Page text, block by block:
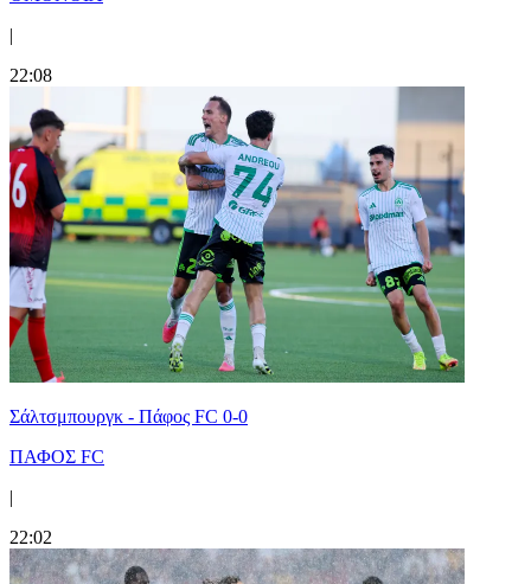
|
22:08
Σάλτσμπουργκ - Πάφος FC 0-0
ΠΑΦΟΣ FC
|
22:02